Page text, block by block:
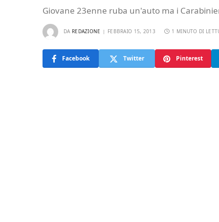
Giovane 23enne ruba un'auto ma i
DA REDAZIONE FEBBRAIO 15, 2013 1 MINUTO DI
Facebook Twitter Pinterest